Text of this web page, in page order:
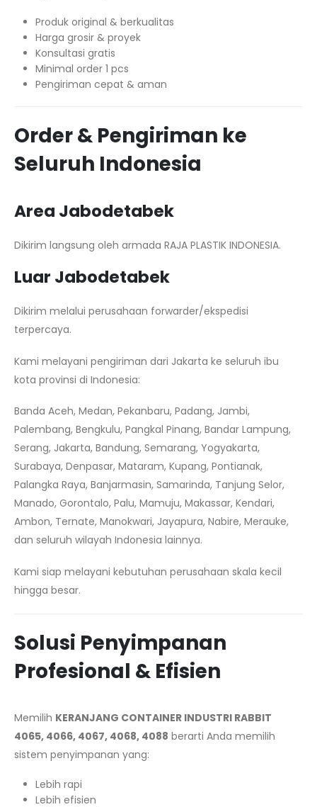
Produk original & berkualitas
Harga grosir & proyek
Konsultasi gratis
Minimal order 1 pcs
Pengiriman cepat & aman
Order & Pengiriman ke
Seluruh Indonesia
Area Jabodetabek
Dikirim langsung oleh armada RAJA PLASTIK INDONESIA.
Luar Jabodetabek
Dikirim melalui perusahaan forwarder/ekspedisi
terpercaya.
Kami melayani pengiriman dari Jakarta ke seluruh ibu
kota provinsi di Indonesia:
Banda Aceh, Medan, Pekanbaru, Padang, Jambi,
Palembang, Bengkulu, Pangkal Pinang, Bandar Lampung,
Serang, Jakarta, Bandung, Semarang, Yogyakarta,
Surabaya, Denpasar, Mataram, Kupang, Pontianak,
Palangka Raya, Banjarmasin, Samarinda, Tanjung Selor,
Manado, Gorontalo, Palu, Mamuju, Makassar, Kendari,
Ambon, Ternate, Manokwari, Jayapura, Nabire, Merauke,
dan seluruh wilayah Indonesia lainnya.
Kami siap melayani kebutuhan perusahaan skala kecil
hingga besar.
Solusi Penyimpanan
Profesional & Efisien
Memilih KERANJANG CONTAINER INDUSTRI RABBIT
4065, 4066, 4067, 4068, 4088 berarti Anda memilih
sistem penyimpanan yang:
Lebih rapi
Lebih efisien